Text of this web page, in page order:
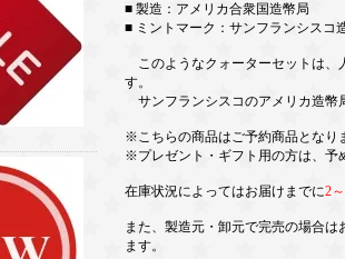
■ 製造：アメリカ合衆国造幣局
■ ミントマーク：サンフランシスコ
このようなクォーターセットは、
す。
サンフランシスコのアメリカ造幣
※こちらの商品はご予約商品となり
※プレゼント・ギフト用の方は、予
在庫状況によってはお届けまでに2
また、製造元・卸元で完売の場合
ます。